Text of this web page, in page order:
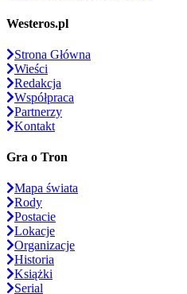
Westeros.pl
Strona Główna
Wieści
Redakcja
Współpraca
Partnerzy
Kontakt
Gra o Tron
Mapa świata
Rody
Postacie
Lokacje
Organizacje
Historia
Książki
Serial